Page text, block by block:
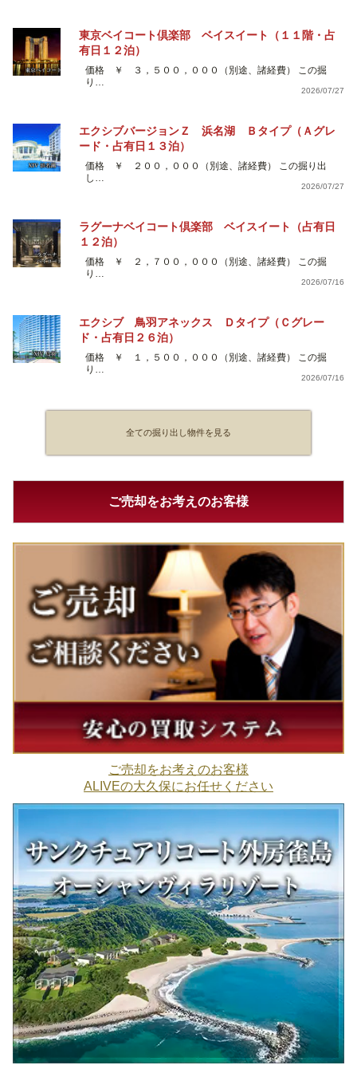
東京ベイコート倶楽部 ベイスイート（１１階・占
有日１２泊）
価格 ￥ ３，５００，０００（別途、諸経費） この掘
り…
2026/07/27
エクシブバージョンＺ 浜名湖 Ｂタイプ（Ａグレ
ード・占有日１３泊）
価格 ￥ ２００，０００（別途、諸経費） この掘り出
し…
2026/07/27
ラグーナベイコート倶楽部 ベイスイート（占有日
１２泊）
価格 ￥ ２，７００，０００（別途、諸経費） この掘
り…
2026/07/16
エクシブ 鳥羽アネックス Ｄタイプ（Ｃグレー
ド・占有日２６泊）
価格 ￥ １，５００，０００（別途、諸経費） この掘
り…
2026/07/16
全ての掘り出し物件を見る
ご売却をお考えのお客様
ご売却をお考えのお客様
ALIVEの大久保にお任せください